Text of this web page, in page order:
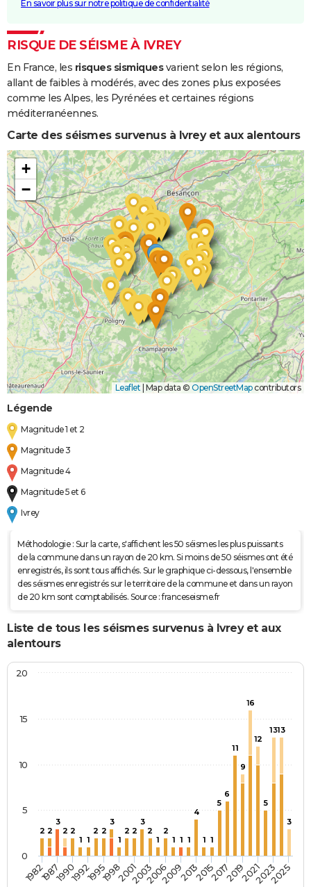
En savoir plus sur notre politique de confidentialité
RISQUE DE SÉISME À IVREY
En France, les risques sismiquesvarient selon les régions,
allant de faibles à modérés, avec des zones plus exposées
comme les Alpes, les Pyrénées et certaines régions
méditerranéennes.
Carte des séismes survenus à Ivrey et aux alentours
+
−
Leaflet Map data © OpenStreetMapcontributors
Légende
Magnitude 1 et 2
Magnitude 3
Magnitude 4
Magnitude 5 et 6
Ivrey
Méthodologie : Sur la carte, s'affichent les 50 séismes les plus puissants
de la commune dans un rayon de 20 km. Si moins de 50 séismes ont été
enregistrés, ils sont tous affichés. Sur le graphique ci-dessous, l'ensemble
des séismes enregistrés sur le territoire de la commune et dans un rayon
de 20 km sont comptabilisés. Source : franceseisme.fr
Liste de tous les séismes survenus à Ivrey et aux
alentours
2 2
3
2 2
1 1
2 2
3
1
2 2
3
2
1
2
1 1 1
4
1 1
5
6
11
9
16
12
5
1313
3
19821987199019921995199820012003200620092013201520172019202120232025
0
5
10
15
20